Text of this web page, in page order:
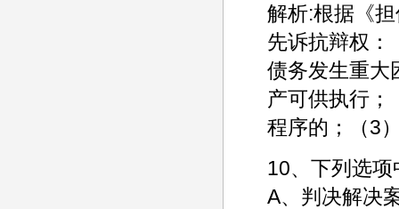
解析:根据《
先诉抗辩权：
债务发生重大
产可供执行；
程序的；（3
10、下列选
A、判决解决